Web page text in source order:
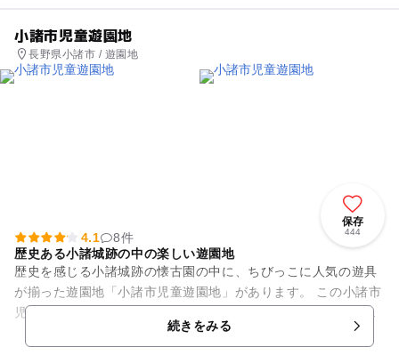
小諸市児童遊園地
長野県小諸市 / 遊園地
保存
444
4.1
8件
歴史ある小諸城跡の中の楽しい遊園地
歴史を感じる小諸城跡の懐古園の中に、ちびっこに人気の遊具
が揃った遊園地「小諸市児童遊園地」があります。 この小諸市
児童遊園地はなんと入場が無料！お気に入り、興味のある乗り
続きをみる